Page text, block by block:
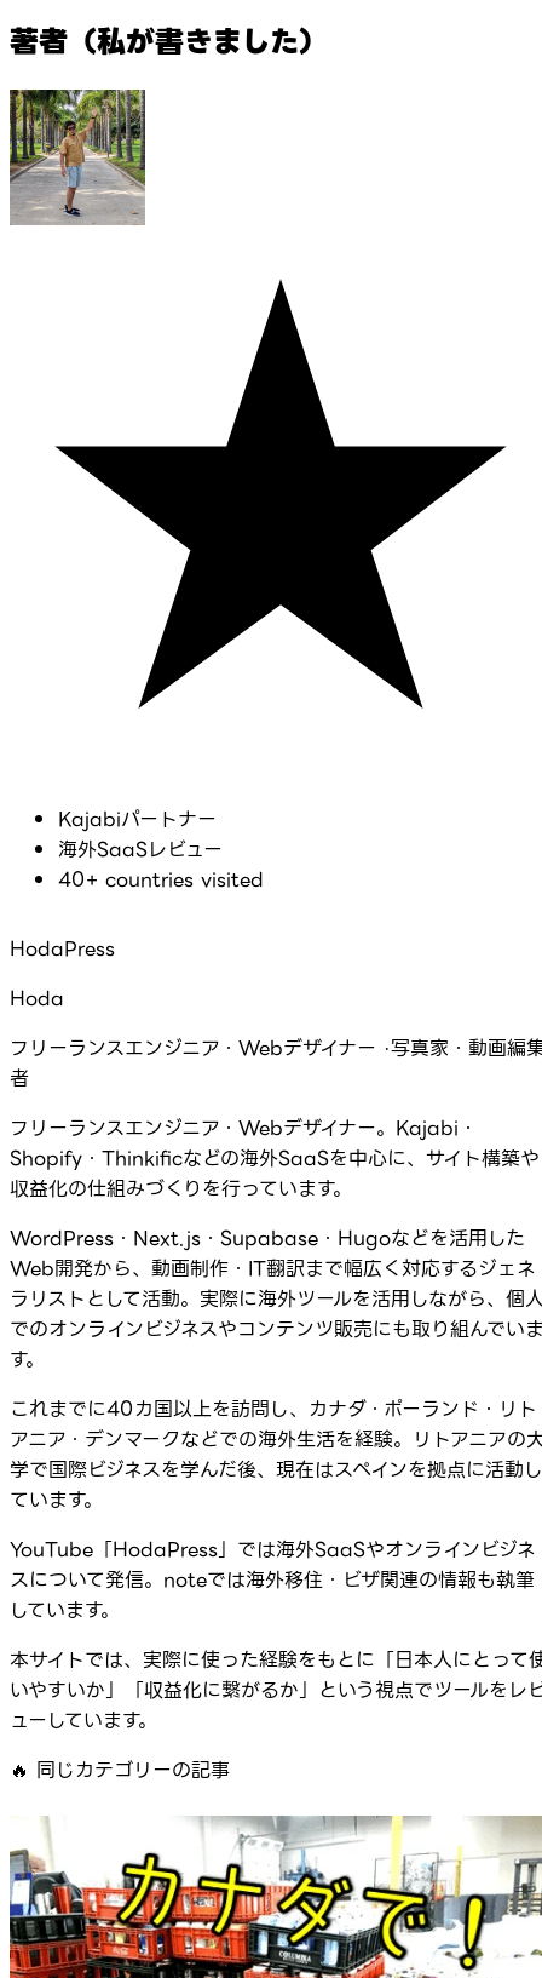
著者（私が書きました）
Kajabiパートナー
海外SaaSレビュー
40+ countries visited
HodaPress
Hoda
フリーランスエンジニア・Webデザイナー ·写真家・動画編
者
フリーランスエンジニア・Webデザイナー。Kajabi・
Shopify・Thinkificなどの海外SaaSを中心に、サイト構築や
収益化の仕組みづくりを行っています。
WordPress・Next.js・Supabase・Hugoなどを活用した
Web開発から、動画制作・IT翻訳まで幅広く対応するジェネ
ラリストとして活動。実際に海外ツールを活用しながら、個
でのオンラインビジネスやコンテンツ販売にも取り組んでい
す。
これまでに40カ国以上を訪問し、カナダ・ポーランド・リト
アニア・デンマークなどでの海外生活を経験。リトアニアの
学で国際ビジネスを学んだ後、現在はスペインを拠点に活動し
ています。
YouTube「HodaPress」では海外SaaSやオンラインビジネ
スについて発信。noteでは海外移住・ビザ関連の情報も執筆
しています。
本サイトでは、実際に使った経験をもとに「日本人にとって
いやすいか」「収益化に繋がるか」という視点でツールをレ
ューしています。
🔥 同じカテゴリーの記事